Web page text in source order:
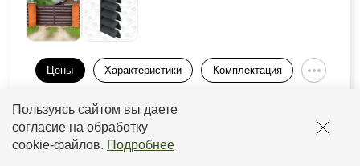
Пользуясь сайтом вы даете
согласие на обработку
cookie-файлов. Подробнее
Цены Характеристики Комплектация
Покрытие
Толщина
рамы